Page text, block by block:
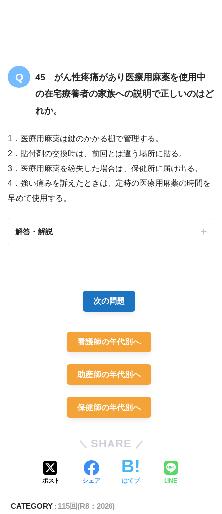
保健師又は看護師
45 がん性疼痛があり医療用麻薬を使用中
の在宅療養者の家族への説明で正しいのはど
れか。
1．医療用麻薬は鍵のかかる棚で管理する。
2．貼付剤の交換時は、前回とは違う場所に貼る。
3．医療用麻薬を紛失した場合は、保健所に届け出る。
4．強い痛みを訴えたときは、定時の医療用麻薬の時間を
早めて使用する。
解答・解説
次の問題
看護師の年代別へ
助産師の年代別へ
保健師の年代別へ
SHARE
ポスト シェア はてブ LINE
CATEGORY : 115回(R8：2026)